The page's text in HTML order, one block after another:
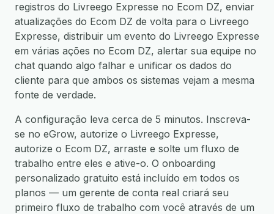
registros do Livreego Expresse no Ecom DZ, enviar
atualizações do Ecom DZ de volta para o Livreego
Expresse, distribuir um evento do Livreego Expresse
em várias ações no Ecom DZ, alertar sua equipe no
chat quando algo falhar e unificar os dados do
cliente para que ambos os sistemas vejam a mesma
fonte de verdade.
A configuração leva cerca de 5 minutos. Inscreva-
se no eGrow, autorize o Livreego Expresse,
autorize o Ecom DZ, arraste e solte um fluxo de
trabalho entre eles e ative-o. O onboarding
personalizado gratuito está incluído em todos os
planos — um gerente de conta real criará seu
primeiro fluxo de trabalho com você através de um